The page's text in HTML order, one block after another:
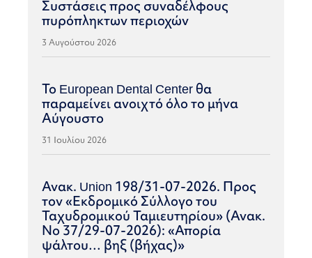
Συστάσεις προς συναδέλφους
πυρόπληκτων περιοχών
3 Αυγούστου 2026
Το European Dental Center θα
παραμείνει ανοιχτό όλο το μήνα
Αύγουστο
31 Ιουλίου 2026
Ανακ. Union 198/31-07-2026. Προς
τον «Εκδρομικό Σύλλογο του
Ταχυδρομικού Ταμιευτηρίου» (Ανακ.
Νο 37/29-07-2026): «Απορία
ψάλτου… βηξ (βήχας)»